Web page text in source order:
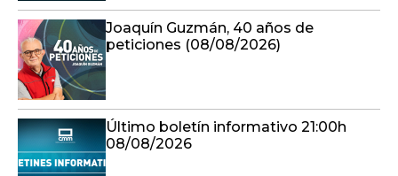
Joaquín Guzmán, 40 años de
peticiones (08/08/2026)
Último boletín informativo 21:00h
08/08/2026